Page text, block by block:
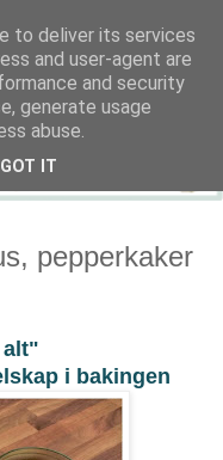
pepperkaker
alt"
i bakingen
to deliver its services
and user-agent are
and security
generate usage
abuse.
GOT IT